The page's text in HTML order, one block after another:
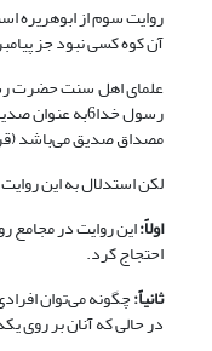
آن کوه کسی نبود جز پیامبر6، ابوبکر، عمر، عثمان، علی7، طلحه، زبیر و سعد بن ابی وقاص (قشیری، 1427،
رسول خدا6به
مصداق صدیق می‌باشد (قرطبی،
لکن استدلال به این
اولاً:
احتجاج کرد.
ثانیاً:
در حالی که آنان بر روی